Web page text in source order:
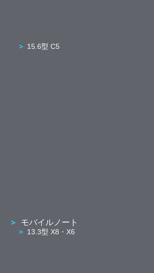
15.6型 C5
モバイルノート
13.3型 X8・X6